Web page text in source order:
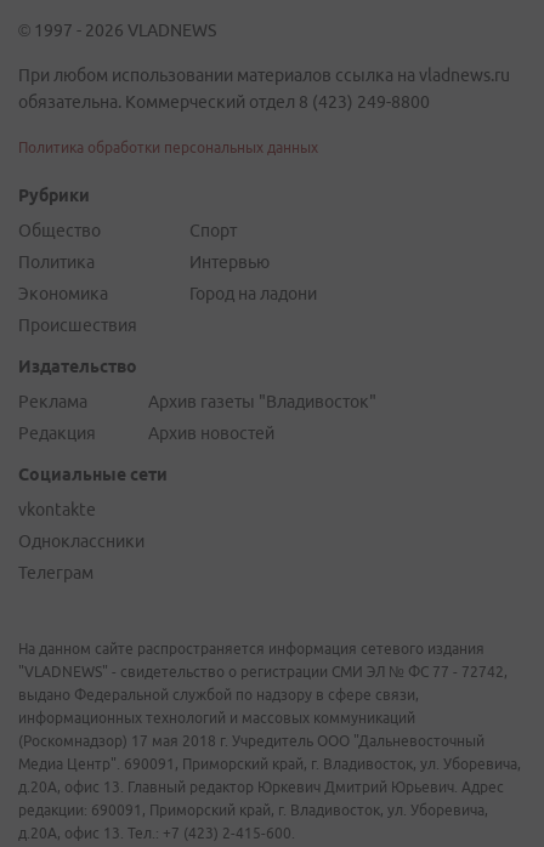
© 1997 - 2026 VLADNEWS
При любом использовании материалов ссылка на vladnews.ru
обязательна. Коммерческий отдел 8 (423) 249-8800
Политика обработки персональных данных
Рубрики
Общество
Политика
Экономика
Происшествия
Спорт
Интервью
Город на ладони
Издательство
Реклама
Редакция
Архив газеты "Владивосток"
Архив новостей
Социальные сети
vkontakte
Одноклассники
Телеграм
На данном сайте распространяется информация сетевого издания
"VLADNEWS" - свидетельство о регистрации СМИ ЭЛ № ФС 77 - 72742,
выдано Федеральной службой по надзору в сфере связи,
информационных технологий и массовых коммуникаций
(Роскомнадзор) 17 мая 2018 г. Учредитель ООО "Дальневосточный
Медиа Центр". 690091, Приморский край, г. Владивосток, ул. Уборевича,
д.20А, офис 13. Главный редактор Юркевич Дмитрий Юрьевич. Адрес
редакции: 690091, Приморский край, г. Владивосток, ул. Уборевича,
д.20А, офис 13. Тел.: +7 (423) 2-415-600.